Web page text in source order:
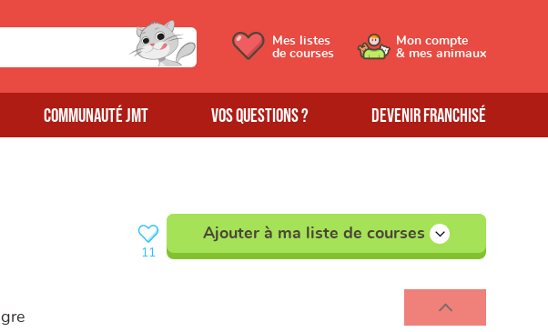
Communauté JMT Vos questions ? Devenir franchisé
Mes listes
de courses
Mon compte
& mes animaux
11
Ajouter à ma liste de courses